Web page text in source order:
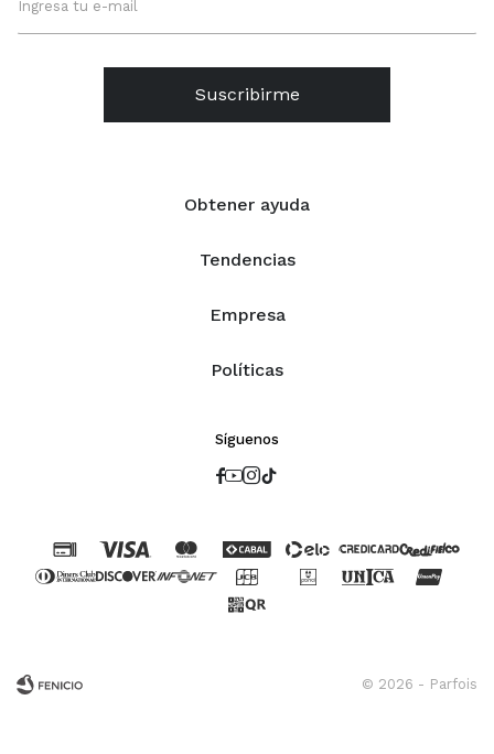
Obtener ayuda
Tendencias
Empresa
Políticas
Suscribirme
Síguenos

© 2026 - Parfois